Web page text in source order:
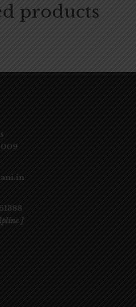
products
]